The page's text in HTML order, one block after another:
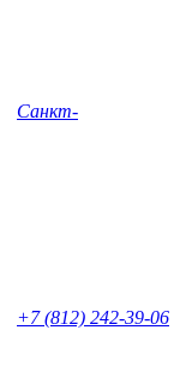
Санкт-
+7 (812) 242-39-06